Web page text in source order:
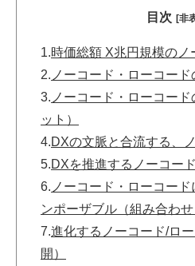
目次 [非
1.時価総額 X兆円規模の
2. ノーコード・ローコード
3. ノーコード・ローコー
ット）
4.DXの文脈と合流する、
5.DXを推進するノーコー
6. ノーコード・ローコー
ンポーザブル（組み合わせ
7.進化するノーコード/ロ
開）